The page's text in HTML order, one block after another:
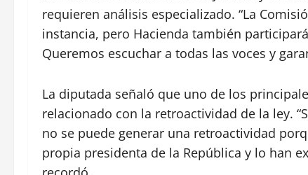
requieren análisis especializado. “La
instancia, pero Hacienda también
Queremos escuchar a todas las voces y
La diputada señaló que uno de los
relacionado con la retroactividad de la ley.
no se puede generar una retroactividad
propia presidenta de la República y lo han